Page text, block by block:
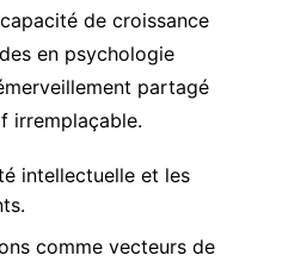
de croissance
en psychologie
partagé
irremplaçable.
intellectuelle et les
comme vecteurs de